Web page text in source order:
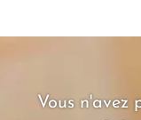
Vous n'avez